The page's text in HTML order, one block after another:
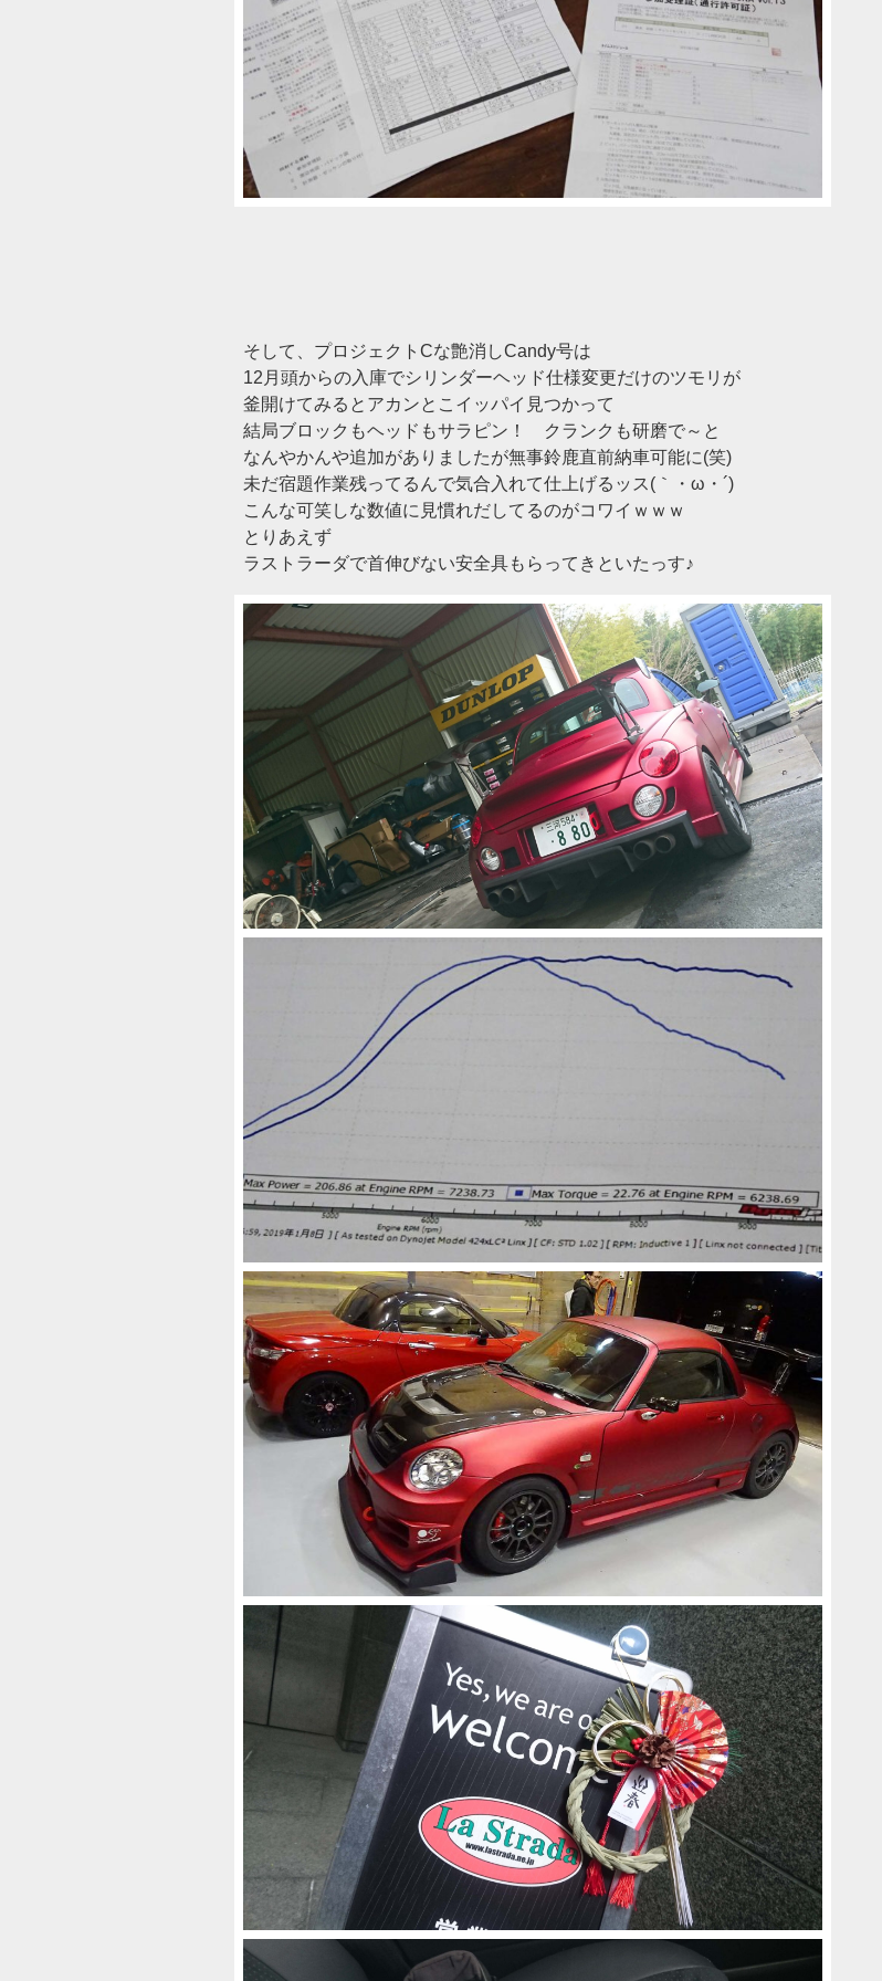
そして、プロジェクトCな艶消しCandy号は
12月頭からの入庫でシリンダーヘッド仕様変更だけのツモリが
釜開けてみるとアカンとこイッパイ見つかって
結局ブロックもヘッドもサラピン！ クランクも研磨で～と
なんやかんや追加がありましたが無事鈴鹿直前納車可能に(笑)
未だ宿題作業残ってるんで気合入れて仕上げるッス(｀・ω・´)ゞ
こんな可笑しな数値に見慣れだしてるのがコワイｗｗｗ
とりあえず
ラストラーダで首伸びない安全具もらってきといたっす♪